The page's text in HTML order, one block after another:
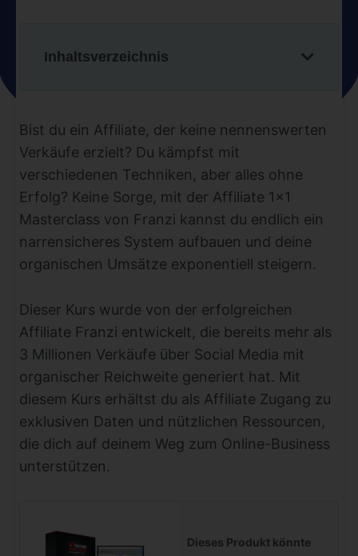
Inhaltsverzeichnis
Bist du ein Affiliate, der keine nennenswerten
Verkäufe erzielt? Du kämpfst mit
verschiedenen Techniken, aber alles ohne
Erfolg? Keine Sorge, mit der Affiliate 1×1
Masterclass von Franzi kannst du endlich ein
narrensicheres System aufbauen und deine
organischen Umsätze exponentiell steigern.
Dieser Kurs wurde von der erfolgreichen
Affiliate Franzi entwickelt, die bereits mehr als
3 Millionen Verkäufe über Social Media mit
organischer Reichweite generiert hat. Mit
diesem Kurs erhältst du als Affiliate Zugang zu
exklusiven Daten und nützlichen Ressourcen,
die dich auf deinem Weg zum Online-Business
unterstützen.
Dieses Produkt könnte